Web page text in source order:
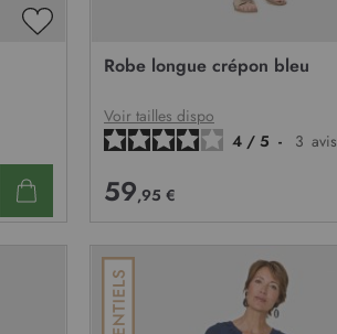
D’ENVIE
Robe longue crépon bleu
Voir tailles dispo
4 / 5 - 3 avis
59,95 €